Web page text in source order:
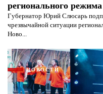
регионального
Губернатор Юрий Слюсарь
чрезвычайной ситуации
Ново...
НОВОСТИ